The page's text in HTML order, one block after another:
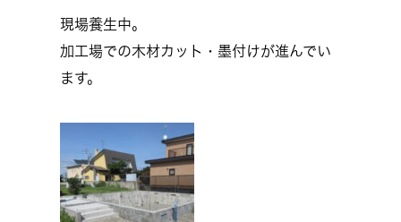
現場養生中。
加工場での木材カット・墨付けが進んでい
ます。